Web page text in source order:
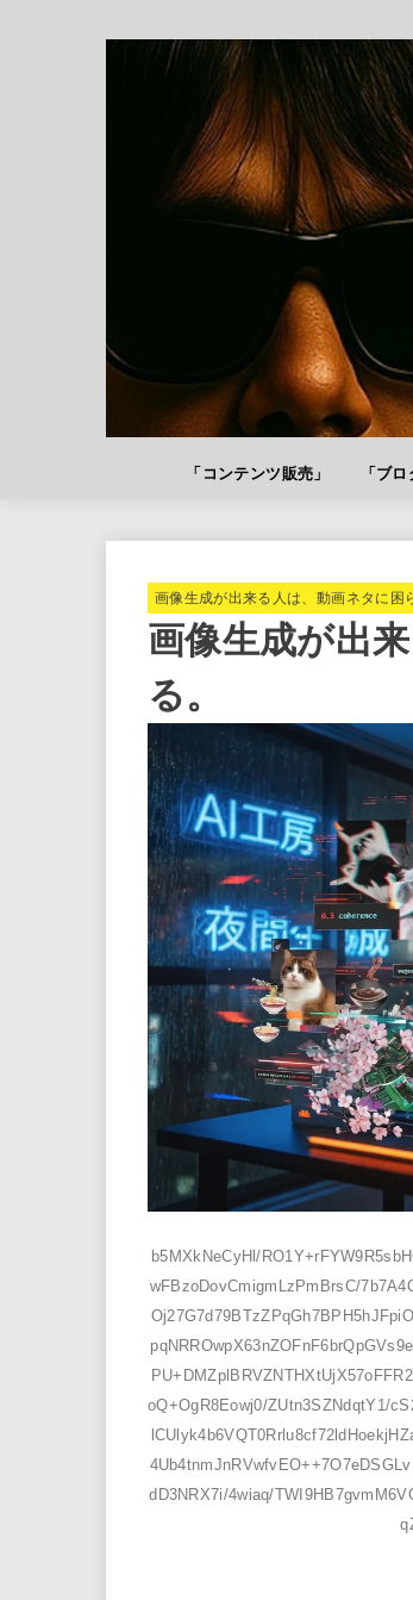
「コンテンツ販売」 「ブ
画像生成が出来る人は、動画ネタに困
画像生成が出
る。
b5MXkNeCyHl/
wFBzoDovCmigmLzPmBrsC/
oQ+OgR8Eowj0/ZUtn3SZNdqtY1/
dD3NRX7i/4wiaq/